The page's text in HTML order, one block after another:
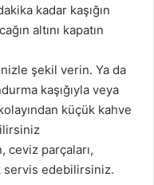
kadar kaşığın
altını kapatın
şekil verin. Ya da
kaşığıyla veya
küçük kahve
ceviz parçaları,
servis edebilirsiniz.